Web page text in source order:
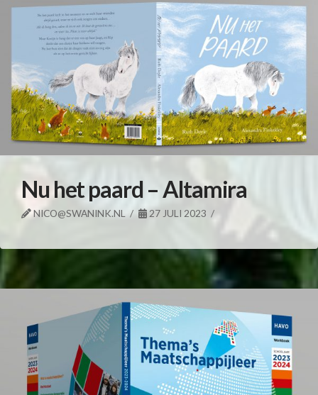
Nu het paard – Altamira
NICO@SWANINK.NL 27 JULI 2023